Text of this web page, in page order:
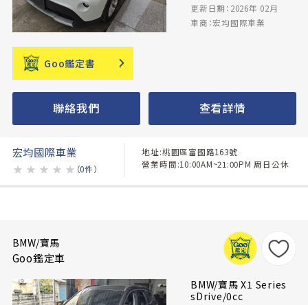
更新日期：2026年 02月
車商：宏均國際車業
Goo鑑定書
聯絡我們 查看詳情
宏均國際車業
★ ★ ★ ★ ★ （0件）
地址:桃園區富國路163號
營業時間:10:00AM~21:00PM 周日公休
BMW/寶馬
Goo鑑定車
BMW/寶馬 X1 Series
sDrive/0cc